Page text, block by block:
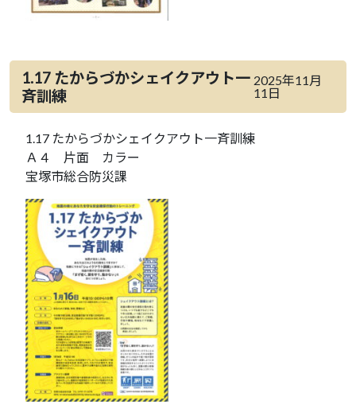
1.17 たからづかシェイクアウト一
斉訓練
2025年11月
11日
1.17 たからづかシェイクアウト一斉訓練
Ａ４ 片面 カラー
宝塚市総合防災課